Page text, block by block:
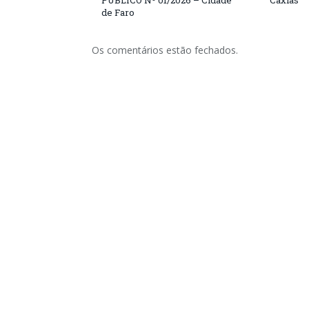
de Faro
Os comentários estão fechados.